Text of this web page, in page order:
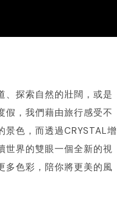
、探索自然的壯闊，或是
假，我們藉由旅行感受不
景色，而透過CRYSTAL增
世界的雙眼一個全新的視
多色彩，陪你將更美的風